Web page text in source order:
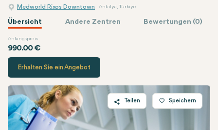
Medworld Rixos Downtown Antalya, Türkiye
Übersicht Andere Zentren Bewertungen (0)
Anfangspreis
990.00 €
MedworldPreis
Erhalten Sie ein Angebot
Teilen
Twitter
Speichern